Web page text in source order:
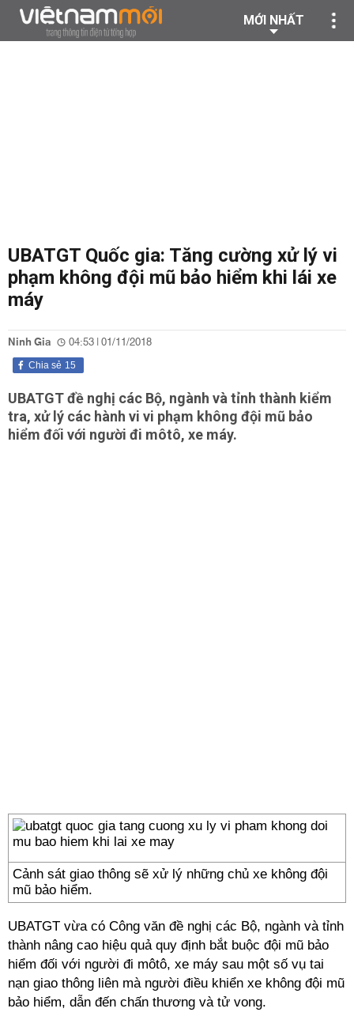
MỚI NHẤT
UBATGT Quốc gia: Tăng cường xử lý vi
phạm không đội mũ bảo hiểm khi lái xe
máy
Ninh Gia 04:53 | 01/11/2018
15
Chia sẻ
UBATGT đề nghị các Bộ, ngành và tỉnh thành kiểm
tra, xử lý các hành vi vi phạm không đội mũ bảo
hiểm đối với người đi môtô, xe máy.
Cảnh sát giao thông sẽ xử lý những chủ xe không đội
mũ bảo hiểm.
UBATGT vừa có Công văn đề nghị các Bộ, ngành và tỉnh
thành nâng cao hiệu quả quy định bắt buộc đội mũ bảo
hiểm đối với người đi môtô, xe máy sau một số vụ tai
nạn giao thông liên mà người điều khiển xe không đội mũ
bảo hiểm, dẫn đến chấn thương và tử vong.